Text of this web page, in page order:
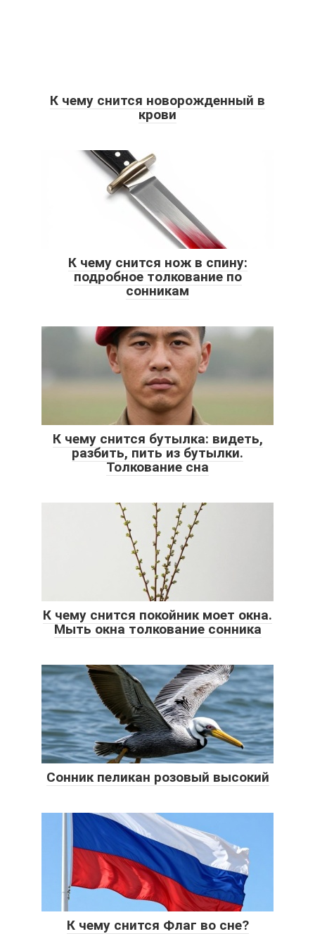
К чему снится новорожденный в
крови
К чему снится нож в спину:
подробное толкование по
сонникам
К чему снится бутылка: видеть,
разбить, пить из бутылки.
Толкование сна
К чему снится покойник моет окна.
Мыть окна толкование сонника
Сонник пеликан розовый высокий
К чему снится Флаг во сне?